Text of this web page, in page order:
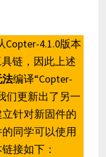
Copter-4.1.0版本
链，因此上述
编译“Copter-
们更新出了另一
针对新固件的
同学可以使用
接如下：